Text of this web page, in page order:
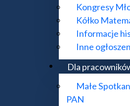
Kongresy
Kółko
Informacje
Inne
Dla
Małe
PAN